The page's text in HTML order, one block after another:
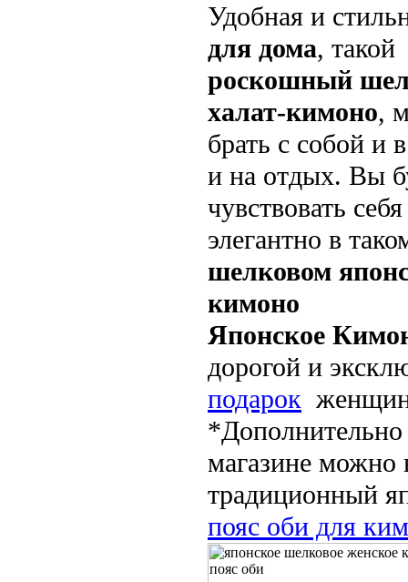
Удобная и
для дома, такой
роскошный
халат-кимоно,
брать с собой и
и на отдых. Вы
чувствовать
элегантно в
шелковом
кимоно
Японское
дорогой и
подарок
магазине можно
традиционный
пояс оби для